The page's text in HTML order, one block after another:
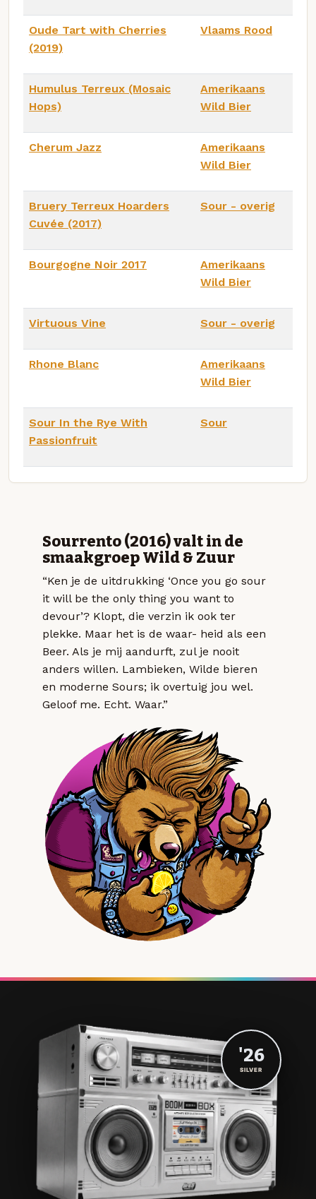
Oude Tart with Cherries
(2019)
Vlaams Rood
Humulus Terreux (Mosaic
Hops)
Amerikaans
Wild Bier
Cherum Jazz
Amerikaans
Wild Bier
Bruery Terreux Hoarders
Cuvée (2017)
Sour - overig
Bourgogne Noir 2017
Amerikaans
Wild Bier
Virtuous Vine Sour - overig
Rhone Blanc
Amerikaans
Wild Bier
Sour In the Rye With
Passionfruit
Sour
Sourrento (2016) valt in de
smaakgroep Wild & Zuur
“Ken je de uitdrukking ‘Once you go sour
it will be the only thing you want to
devour’? Klopt, die verzin ik ook ter
plekke. Maar het is de waar- heid als een
Beer. Als je mij aandurft, zul je nooit
anders willen. Lambieken, Wilde bieren
en moderne Sours; ik overtuig jou wel.
Geloof me. Echt. Waar.”
'26
SILVER